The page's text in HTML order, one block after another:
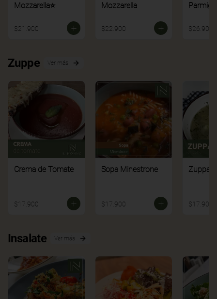
Mozzarella⭐
$21.900
Mozzarella
$22.900 $26.900
Zuppe Ver más
Crema de Tomate
$17.900
Sopa Minestrone
$17.900
Zuppa
$17.900
Insalate Ver más